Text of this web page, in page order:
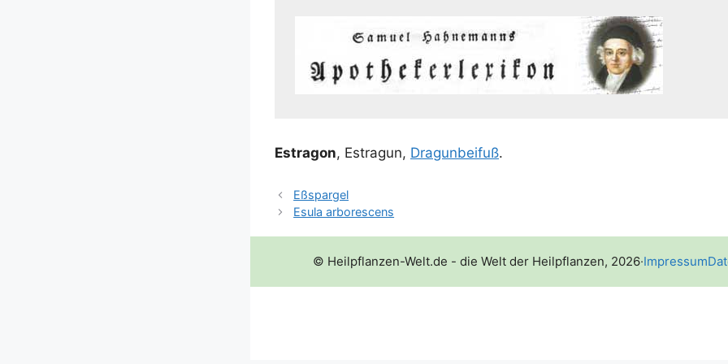
Estra­gon, Estra­gun, Dra­gun­bei­fuß.
Eßspargel
Esula arborescens
© Heilpflanzen-Welt.de - die Welt der Heilpflanzen, 2026·Impressum